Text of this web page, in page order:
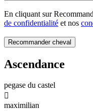
En cliquant sur
de confidentialité et nos
Ascendance
pegase du castel

maximilian